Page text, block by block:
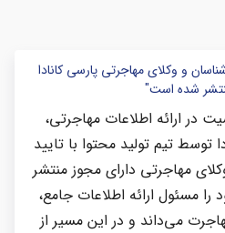
و وکلای مهاجرتی پارسی کانادا
شده است"
در ارائه اطلاعات مهاجرتی،
توسط تیم تولید محتوا با تایید
مهاجرتی دارای مجوز منتشر
مسئول ارائه اطلاعات جامع،
می‌داند و در این مسیر از